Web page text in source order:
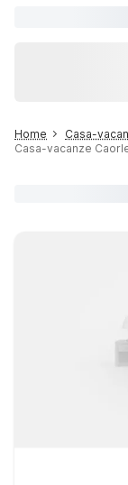
Home Casa-
Casa-vacanze